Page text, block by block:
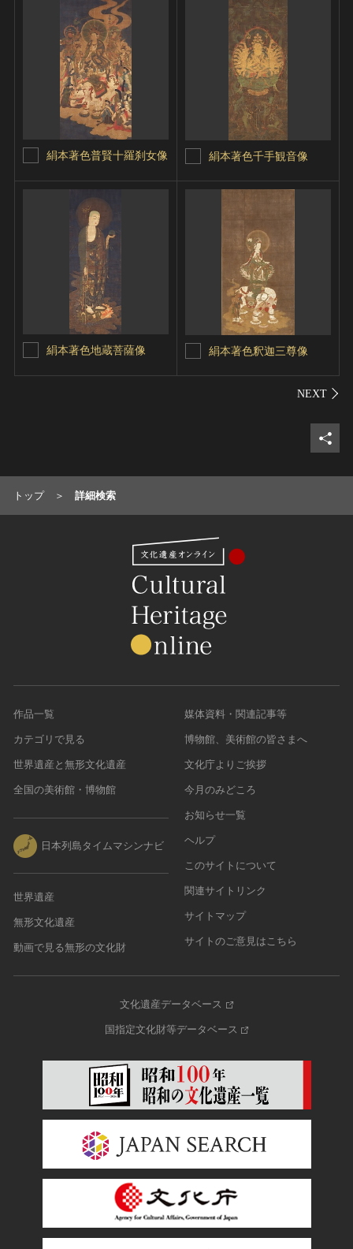
絹本著色普賢十羅刹女像 絹本著色千手観音像
絹本著色地蔵菩薩像 絹本著色釈迦三尊像
シェ
トップ 詳細検索
作品一覧
カテゴリで見る
世界遺産と無形文化遺産
全国の美術館・博物館
日本列島タイムマシンナビ
世界遺産
無形文化遺産
動画で見る無形の文化財
媒体資料・関連記事等
博物館、美術館の皆さまへ
文化庁よりご挨拶
今月のみどころ
お知らせ一覧
ヘルプ
このサイトについて
関連サイトリンク
サイトマップ
サイトのご意見はこちら
文化遺産データベース
国指定文化財等データベース